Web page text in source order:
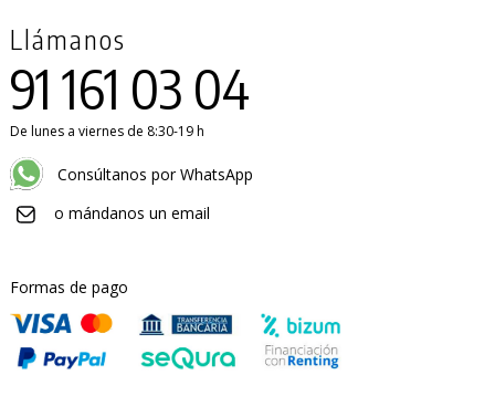
PRODUCTO AÑADIDO AL CARRITO
Llámanos
91 161 03 04
De lunes a viernes de 8:30-19 h
Consúltanos por WhatsApp
o mándanos un email
Formas de pago